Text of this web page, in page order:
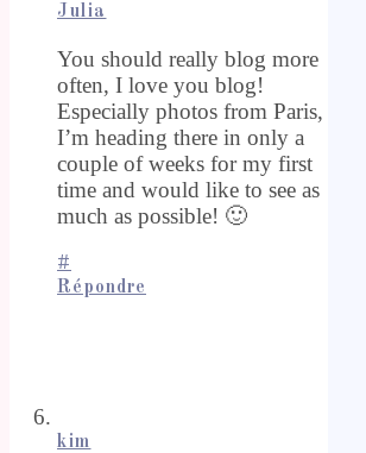
Julia
You should really blog more
often, I love you blog!
Especially photos from Paris,
I’m heading there in only a
couple of weeks for my first
time and would like to see as
much as possible! 🙂
#
Répondre
kim